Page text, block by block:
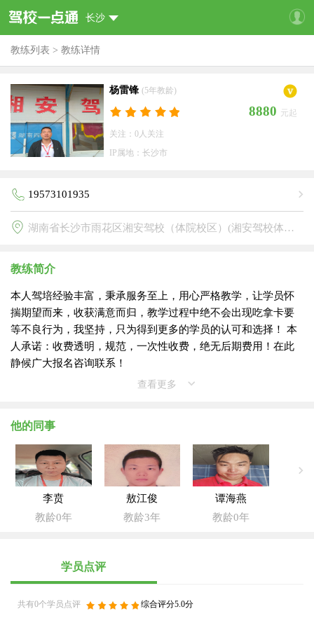
长沙
教练列表 > 教练详情
杨雷锋 (5年教龄)
8880 元起
关注：0人关注
IP属地：长沙市
19573101935
湖南省长沙市雨花区湘安驾校（体院校区）(湘安驾校体院分校)
教练简介
本人驾培经验丰富，秉承服务至上，用心严格教学，让学员怀
揣期望而来，收获满意而归，教学过程中绝不会出现吃拿卡要
等不良行为，我坚持，只为得到更多的学员的认可和选择！ 本
人承诺：收费透明，规范，一次性收费，绝无后期费用！在此
静候广大报名咨询联系！
查看更多
他的同事
李贲
教龄0年
敖江俊
教龄3年
谭海燕
教龄0年
学员点评
共有0个学员点评 综合评分5.0分